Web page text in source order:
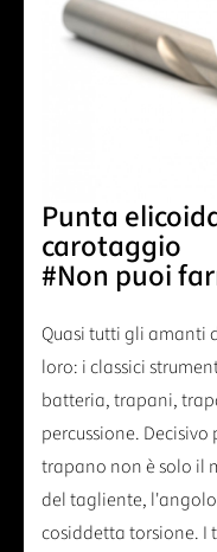
Punta
carotaggio
#Non puoi
Quasi tutti gli amanti
loro: i classici
batteria, trapani,
percussione.
trapano non è solo il
del tagliente,
cosiddetta torsione. I